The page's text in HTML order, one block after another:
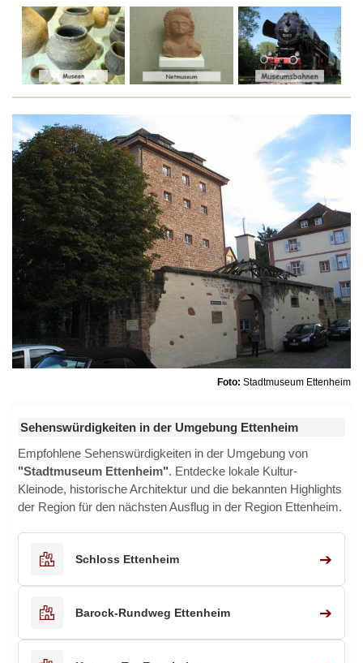
Foto: Stadtmuseum Ettenheim
Sehenswürdigkeiten in der Umgebung Ettenheim
Empfohlene Sehenswürdigkeiten in der Umgebung von
"Stadtmuseum Ettenheim". Entdecke lokale Kultur-
Kleinode, historische Architektur und die bekannten Highlights
der Region für den nächsten Ausflug in der Region Ettenheim.
Schloss Ettenheim ➔
Barock-Rundweg Ettenheim ➔